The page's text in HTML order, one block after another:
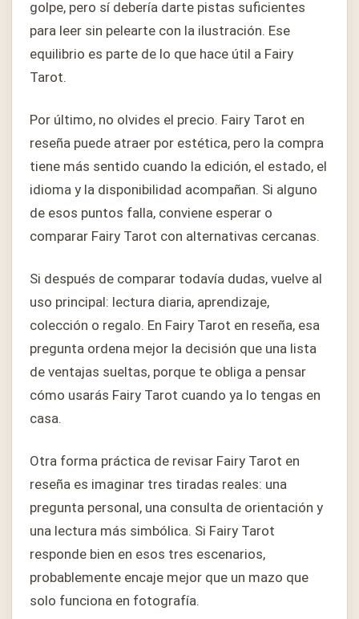
golpe, pero sí debería darte pistas suficientes
para leer sin pelearte con la ilustración. Ese
equilibrio es parte de lo que hace útil a Fairy
Tarot.
Por último, no olvides el precio. Fairy Tarot en
reseña puede atraer por estética, pero la compra
tiene más sentido cuando la edición, el estado, el
idioma y la disponibilidad acompañan. Si alguno
de esos puntos falla, conviene esperar o
comparar Fairy Tarot con alternativas cercanas.
Si después de comparar todavía dudas, vuelve al
uso principal: lectura diaria, aprendizaje,
colección o regalo. En Fairy Tarot en reseña, esa
pregunta ordena mejor la decisión que una lista
de ventajas sueltas, porque te obliga a pensar
cómo usarás Fairy Tarot cuando ya lo tengas en
casa.
Otra forma práctica de revisar Fairy Tarot en
reseña es imaginar tres tiradas reales: una
pregunta personal, una consulta de orientación y
una lectura más simbólica. Si Fairy Tarot
responde bien en esos tres escenarios,
probablemente encaje mejor que un mazo que
solo funciona en fotografía.